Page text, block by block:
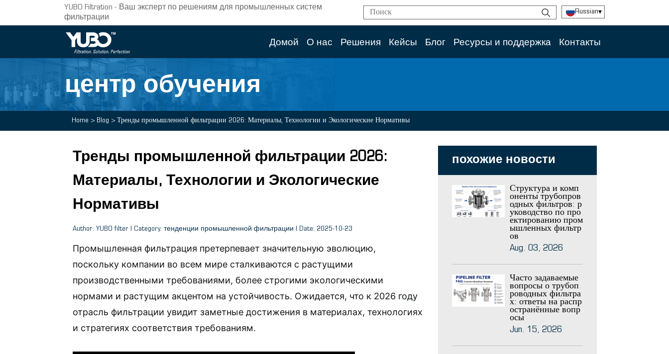
YUBO Filtration - Ваш эксперт по решениям для промышленных систем
фильтрации
Russian▾
Домой О нас Решения Кейсы Блог Ресурсы и поддержка Контакты
центр обучения
Home > Blog > Тренды промышленной фильтрации 2026: Материалы, Технологии и Экологические Нормативы
Тренды промышленной фильтрации 2026:
Материалы, Технологии и Экологические
Нормативы
Author: YUBO filter | Category: тенденции промышленной фильтрации | Date: 2025-10-23
Промышленная фильтрация претерпевает значительную эволюцию,
поскольку компании во всем мире сталкиваются с растущими
производственными требованиями, более строгими экологическими
нормами и растущим акцентом на устойчивость. Ожидается, что к 2026 году
отрасль фильтрации увидит заметные достижения в материалах, технологиях
и стратегиях соответствия требованиям.
похожие новости
Структура и комп
оненты трубопров
одных фильтров: р
уководство по про
ектированию пром
ышленных фильтр
ов
Aug. 03, 2026
Часто задаваемые
вопросы о трубоп
роводных фильтра
х: ответы на распр
остранённые вопр
осы
Jun. 15, 2026